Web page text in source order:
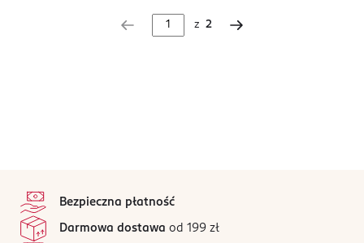
z 2
Bezpieczna płatność
Darmowa dostawa od 199 zł